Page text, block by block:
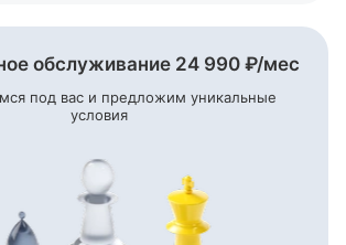
юрлицам в Т‑Банке
юрлицам в другие банки
два месяца обслуживания — 0 ₽
обслуживание 24 990 ₽/мес
под вас и предложим уникальные
условия